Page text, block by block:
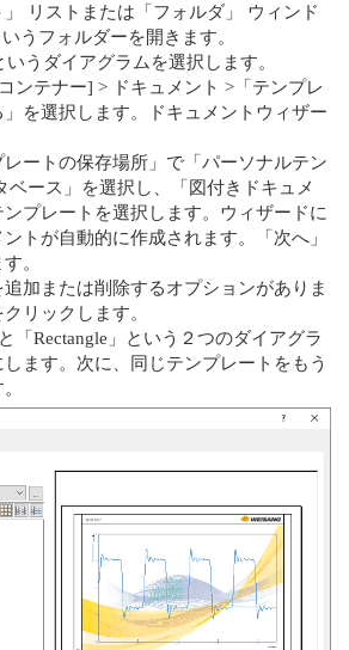
」 リストまたは「フォルダ」 ウィンド
うフォルダーを開きます。
いうダイアグラムを選択します。
ンテナー] > ドキュメント >「テンプレ
を選択します。ドキュメントウィザー
ートの保存場所」で「パーソナルテン
ベース」を選択し、「図付きドキュメ
プレートを選択します。ウィザードに
トが自動的に作成されます。「次へ」
。
加または削除するオプションがありま
リックします。
「Rectangle」という２つのダイアグラ
します。次に、同じテンプレートをもう